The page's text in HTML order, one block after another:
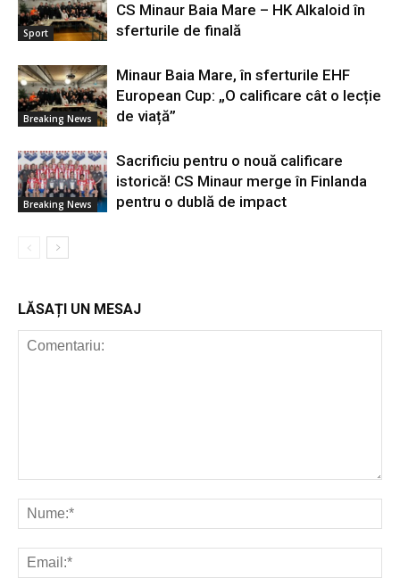
Sport
CS Minaur Baia Mare – HK Alkaloid în
sferturile de finală
Breaking News
Minaur Baia Mare, în sferturile EHF
European Cup: „O calificare cât o lecție
de viață”
Breaking News
Sacrificiu pentru o nouă calificare
istorică! CS Minaur merge în Finlanda
pentru o dublă de impact
LĂSAȚI UN MESAJ